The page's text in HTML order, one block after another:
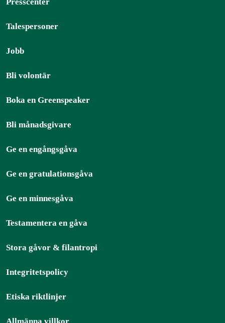
Talespersoner
Jobb
Bli volontär
Boka en Greenspeaker
Bli månadsgivare
Ge en engångsgåva
Ge en gratulationsgåva
Ge en minnesgåva
Testamentera en gåva
Stora gåvor & filantropi
Integritetspolicy
Etiska riktlinjer